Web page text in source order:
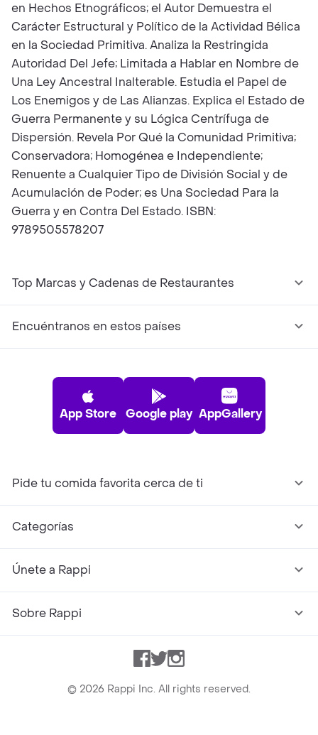
en Hechos Etnográficos; el Autor Demuestra el
Carácter Estructural y Político de la Actividad Bélica
en la Sociedad Primitiva. Analiza la Restringida
Autoridad Del Jefe; Limitada a Hablar en Nombre de
Una Ley Ancestral Inalterable. Estudia el Papel de
Los Enemigos y de Las Alianzas. Explica el Estado de
Guerra Permanente y su Lógica Centrífuga de
Dispersión. Revela Por Qué la Comunidad Primitiva;
Conservadora; Homogénea e Independiente;
Renuente a Cualquier Tipo de División Social y de
Acumulación de Poder; es Una Sociedad Para la
Guerra y en Contra Del Estado. ISBN:
9789505578207
Top Marcas y Cadenas de Restaurantes
Encuéntranos en estos países
App Store Google play AppGallery
Pide tu comida favorita cerca de ti
Categorías
Únete a Rappi
Sobre Rappi
Facebook
TwitterInstagram
© 2026 Rappi Inc. All rights reserved.